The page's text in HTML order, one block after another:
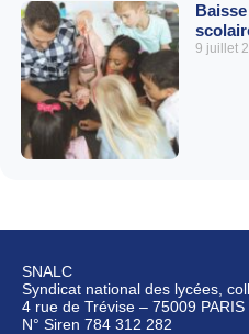
9 juillet
SNALC
Syndicat national des lycées,
4 rue de Trévise – 75009 PARIS
N° Siren 784 312 282